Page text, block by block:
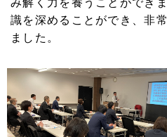
み解く力を養うことができ
識を深めることができ、非
ました。